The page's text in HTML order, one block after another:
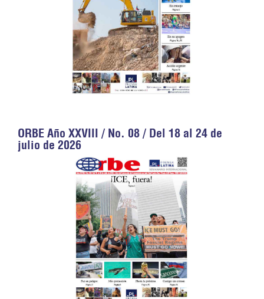
ORBE Año XXVIII / No. 08 / Del 18 al 24 de
julio de 2026